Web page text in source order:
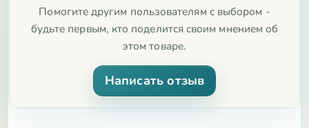
Помогите другим пользователям с выбором -
будьте первым, кто поделится своим мнением об
этом товаре.
Написать отзыв